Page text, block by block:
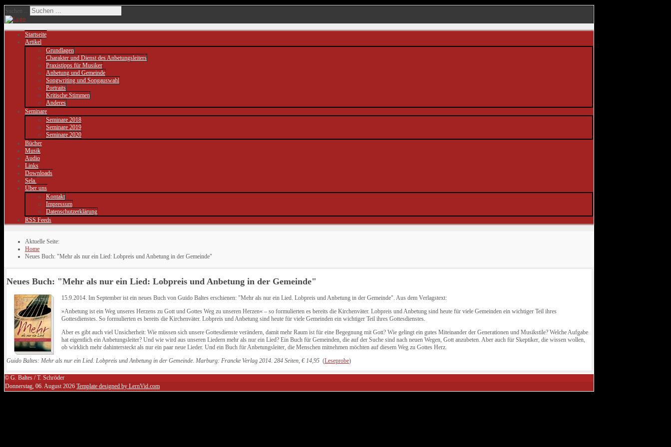
Suchen ...
Startseite
Artikel
Grundlagen
Charakter und Dienst des Anbetungsleiters
Praxistipps für Musiker
Anbetung und Gemeinde
Songwriting und Songauswahl
Portraits
Kritische Stimmen
Anderes
Seminare
Seminare 2018
Seminare 2019
Seminare 2020
Bücher
Musik
Audio
Links
Downloads
Sela.
Über uns
Kontakt
Impressum
Datenschutzerklärung
RSS Feeds
Aktuelle Seite:
Home
Neues Buch: "Mehr als nur ein Lied: Lobpreis und Anbetung in der Gemeinde"
Neues Buch: "Mehr als nur ein Lied: Lobpreis und Anbetung in der Gemeinde"
15.9.2014. Im September ist ein neues Buch von Guido Baltes erschienen: "Mehr als nur ein Lied. Lobpreis und Anbetung in der Gemeinde". Aus dem Verlagstext:
»Anbetung ist ein Weg unseres Herzens zu Gott und Gottes Weg zu unseren Herzen« – so formulierten es bereits die Kirchenväter. Lobpreis und Anbetung sind heute für viele Gemeinden ein wichtiger Teil ihres
Gottesdienstes. So formulierten es bereits die Kirchenväter. Lobpreis und Anbetung sind heute für viele Gemeinden ein wichtiger Teil ihres Gottesdienstes.
Aber es gibt auch viel Unsicherheit: Wie müssen sich unsere Gottesdienste verändern, damit mehr Raum ist für eine Begegnung mit Gott? Wie gelingt ein gutes Miteinander der Generationen und Musikstile? Welche Aufgabe
hat eigentlich ein Anbetungsleiter? Und wie wird aus unseren Liedern mehr als nur ein Lied? Ein Buch für Gemeinden, die auf der Suche sind nach neuen Wegen, Gott anzubeten. Aber auch für Skeptiker, die wissen wollen,
ob wirklich mehr dahintersteckt als nur ein paar neue Lieder. Und ein Buch für Anbetungsleiter, die Menschen mitnehmen möchten auf diesem Weg zu Gottes Herz.
Guido Baltes: Mehr als nur ein Lied. Lobpreis und Anbetung in der Gemeinde. Marburg: Francke Verlag 2014. 284 Seiten, € 14,95 (Leseprobe)
© G. Baltes / T. Schröder
Donnerstag, 06. August 2026 Template designed by LernVid.com